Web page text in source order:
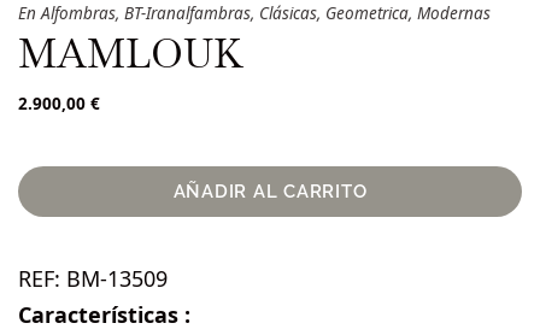
En Alfombras, BT-Iranalfambras, Clásicas, Geometrica, Modernas
MAMLOUK
2.900,00 €
AÑADIR AL CARRITO
REF: BM-13509
Características :